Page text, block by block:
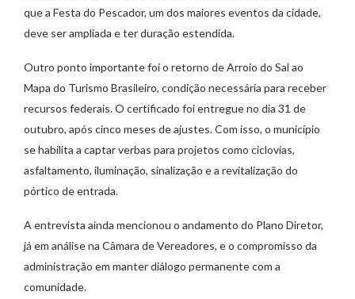
que a Festa do Pescador, um dos maiores eventos da cidade,
deve ser ampliada e ter duração estendida.
Outro ponto importante foi o retorno de Arroio do Sal ao
Mapa do Turismo Brasileiro, condição necessária para receber
recursos federais. O certificado foi entregue no dia 31 de
outubro, após cinco meses de ajustes. Com isso, o município
se habilita a captar verbas para projetos como ciclovias,
asfaltamento, iluminação, sinalização e a revitalização do
pórtico de entrada.
A entrevista ainda mencionou o andamento do Plano Diretor,
já em análise na Câmara de Vereadores, e o compromisso da
administração em manter diálogo permanente com a
comunidade.